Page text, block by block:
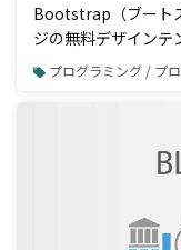
Bootstrap（ブート
ジの無料デザインテ
プログラミング / プ